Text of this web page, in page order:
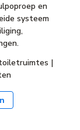
en
systeem
|